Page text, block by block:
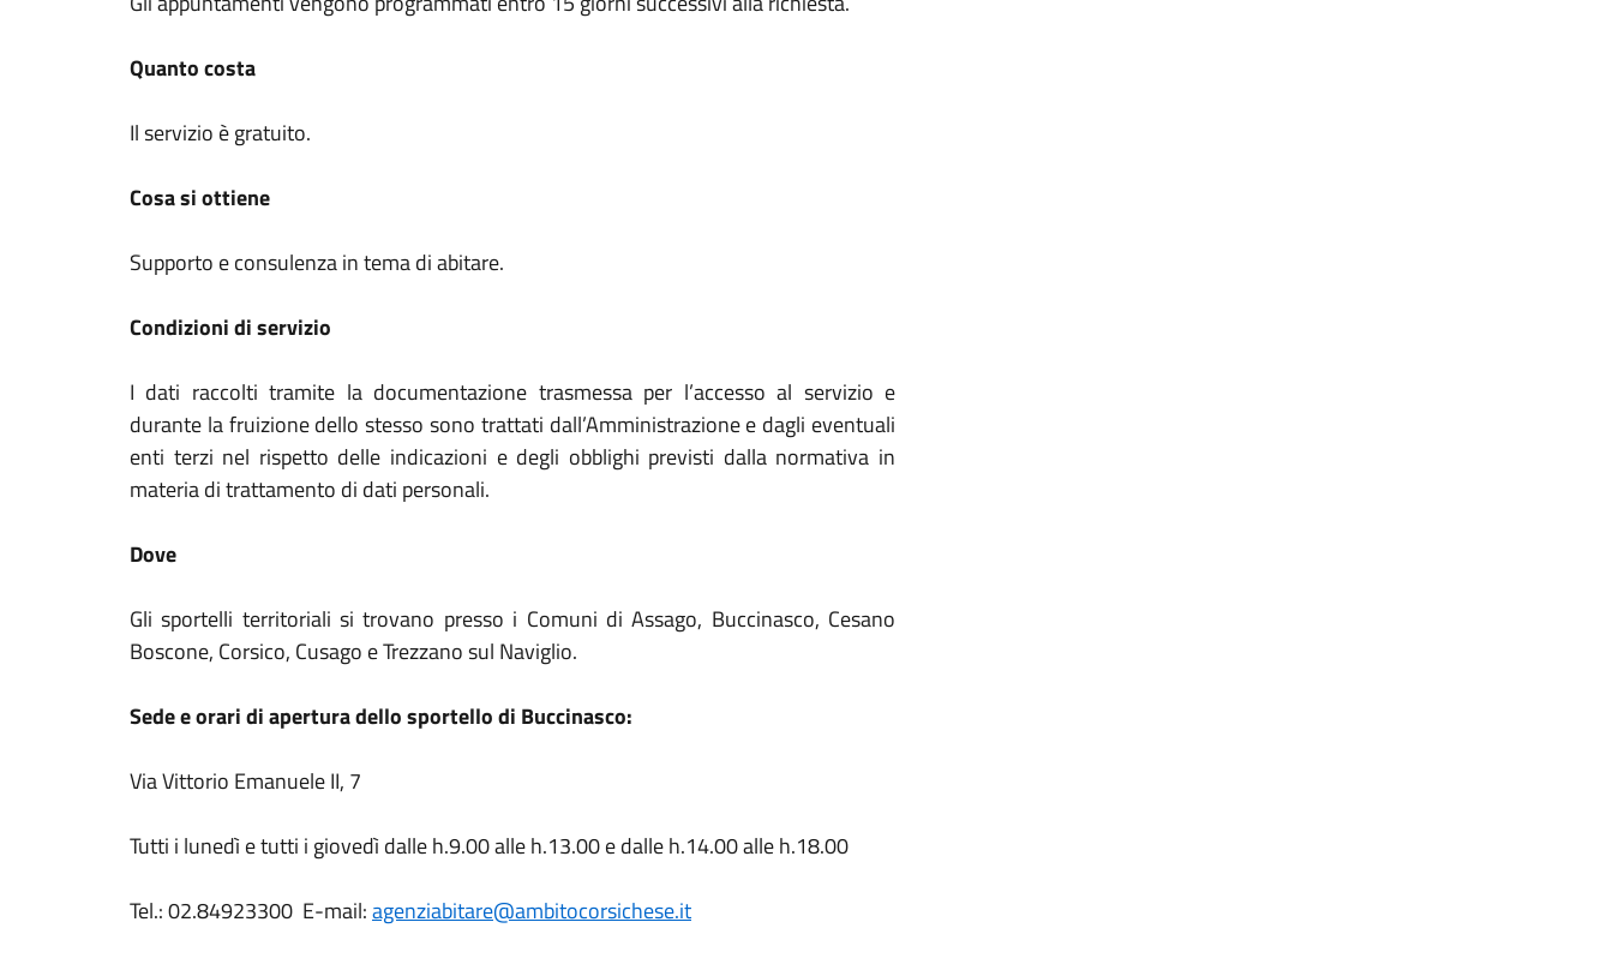
Quanto costa
Il servizio è gratuito.
Cosa si ottiene
Supporto e consulenza in tema di abitare.
Condizioni di servizio
I dati raccolti tramite la documentazione trasmessa per l’accesso al servizio e
durante la fruizione dello stesso sono trattati dall’Amministrazione e dagli eventuali
enti terzi nel rispetto delle indicazioni e degli obblighi previsti dalla normativa in
materia di trattamento di dati personali.
Dove
Gli sportelli territoriali si trovano presso i Comuni di Assago, Buccinasco, Cesano
Boscone, Corsico, Cusago e Trezzano sul Naviglio.
Sede e orari di apertura dello sportello di Buccinasco:
Via Vittorio Emanuele II, 7
Tutti i lunedì e tutti i giovedì dalle h.9.00 alle h.13.00 e dalle h.14.00 alle h.18.00
Tel.: 02.84923300 E-mail:agenziabitare@ambitocorsichese.it